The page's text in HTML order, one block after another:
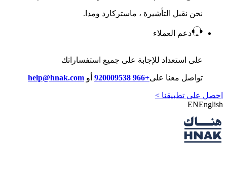
نحن نقبل التأشيرة ، ماستركارد ومدا.
دعم العملاء
على استعداد للإجابة على جميع استفساراتك
تواصل معنا على+966 920009538 أو help@hnak.com
احصل على تطبيقنا >
ENEnglish